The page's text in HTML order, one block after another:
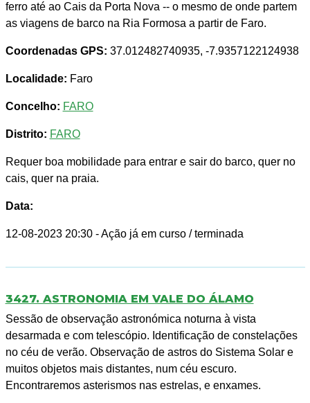
ferro até ao Cais da Porta Nova -- o mesmo de onde partem
as viagens de barco na Ria Formosa a partir de Faro.
Coordenadas GPS: 37.012482740935, -7.9357122124938
Localidade: Faro
Concelho: FARO
Distrito: FARO
Requer boa mobilidade para entrar e sair do barco, quer no
cais, quer na praia.
Data:
12-08-2023 20:30 - Ação já em curso / terminada
3427. ASTRONOMIA EM VALE DO ÁLAMO
Sessão de observação astronómica noturna à vista
desarmada e com telescópio. Identificação de constelações
no céu de verão. Observação de astros do Sistema Solar e
muitos objetos mais distantes, num céu escuro.
Encontraremos asterismos nas estrelas, e enxames.